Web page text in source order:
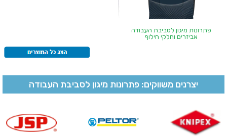
פתרונות מיגון לסביבת העבודה
אביזרים וחלקי חילוף
יצרנים משווקים: פתרונות מיגון לסביבת העבודה